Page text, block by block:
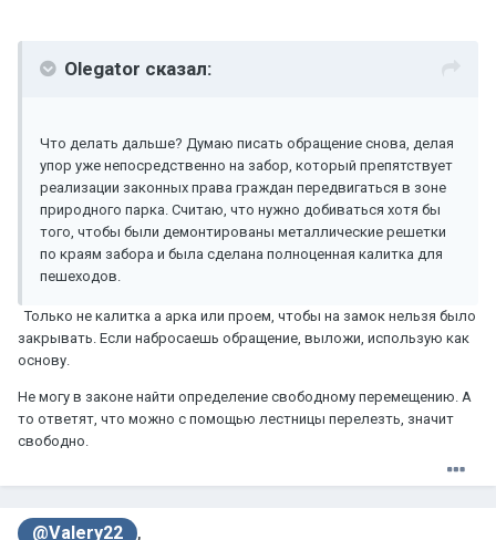
Olegator сказал:
Что делать дальше? Думаю писать обращение снова, делая
упор уже непосредственно на забор, который препятствует
реализации законных права граждан передвигаться в зоне
природного парка. Считаю, что нужно добиваться хотя бы
того, чтобы были демонтированы металлические решетки
по краям забора и была сделана полноценная калитка для
пешеходов.
Только не калитка а арка или проем, чтобы на замок нельзя было
закрывать. Если набросаешь обращение, выложи, использую как
основу.
Не могу в законе найти определение свободному перемещению. А
то ответят, что можно с помощью лестницы перелезть, значит
свободно.
@Valery22 ,